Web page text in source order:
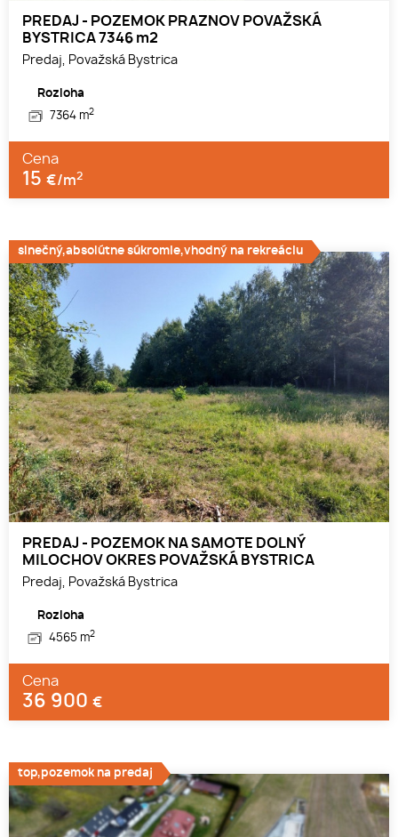
PREDAJ - POZEMOK PRAZNOV POVAŽSKÁ
BYSTRICA 7346 m2
Predaj, Považská Bystrica
Rozloha
7364 m2
Cena
15 €/m2
PREDAJ - POZEMOK NA SAMOTE DOLNÝ
MILOCHOV OKRES POVAŽSKÁ BYSTRICA
Predaj, Považská Bystrica
Rozloha
4565 m2
Cena
36 900 €
slnečný,absolútne súkromie,vhodný na rekreáciu
top,pozemok na predaj